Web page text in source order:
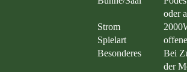
oder
Strom
Spielart
Besonderes
Bei
der